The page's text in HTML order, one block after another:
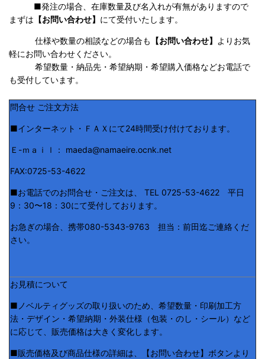
■発注の場合、在庫数量及び名入れが有無がありますので
まずは 【お問い合わせ】 にて受付いたします。
仕様や数量の相談などの場合も 【お問い合わせ】
よりお気
軽にお問い合わせください。
希望数量・納品先・希望納期・希望購入価格などお電話で
も受付しています。
問合せ ご注文方法
■インターネット・ＦＡＸにて24時間受け付けております。
Ｅ-ｍａｉｌ： maeda@namaeire.ocnk.net
FAX:0725-53-4622
■お電話でのお問合せ・ご注文は、 TEL 0725-53-4622 平日
9：30〜18：30にて受付しております。
お急ぎの場合、携帯080-5343-9763 担当：前田迄ご連絡くだ
さい。
お見積について
■ノベルティグッズの取り扱いのため、希望数量・印刷加工方
法・デザイン・希望納期・外装仕様（包装・のし・シール）など
に応じて、販売価格は大きく変化します。
■販売価格及び商品仕様の詳細は、【お問い合わせ】ボタンより